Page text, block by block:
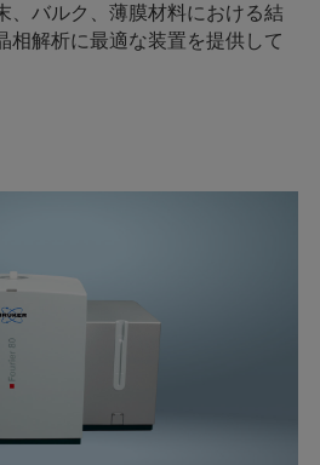
、バルク、薄膜材料における結
相解析に最適な装置を提供して